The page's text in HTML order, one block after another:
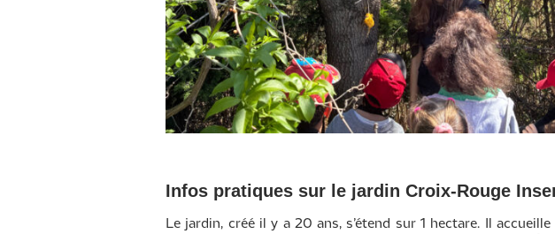
Infos pratiques sur le jardin Croix-Rouge
Le jardin, créé il y a 20 ans, s’étend sur 1 hectare. Il